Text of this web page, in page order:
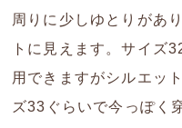
周りに少しゆとりがあ
トに見えます。サイズ
用できますがシルエッ
ズ33ぐらいで今っぽく